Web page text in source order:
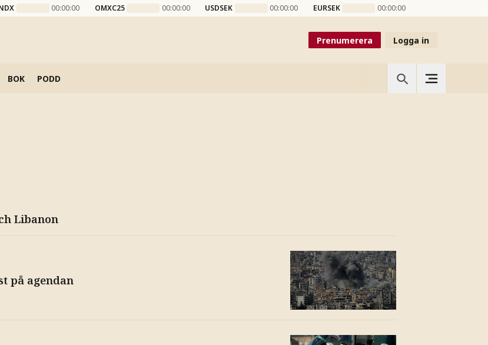
00:00:00 OMXC25 00:00:00 USDSEK 00:00:00 EURSEK 00:00:00
Prenumerera Logga in
BOK PODD
Libanon
på agendan